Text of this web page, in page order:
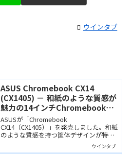
ウインタブ
ASUS Chromebook CX14
(CX1405) － 和紙のような質感が
魅力の14インチChromebook。
スペックはミニマムです
ASUSが「Chromebook
CX14（CX1405）」を発売しました。和紙
のような質感を持つ筐体デザインが特徴
で、システムスペックはミニマム。ブラ
ウインタブ